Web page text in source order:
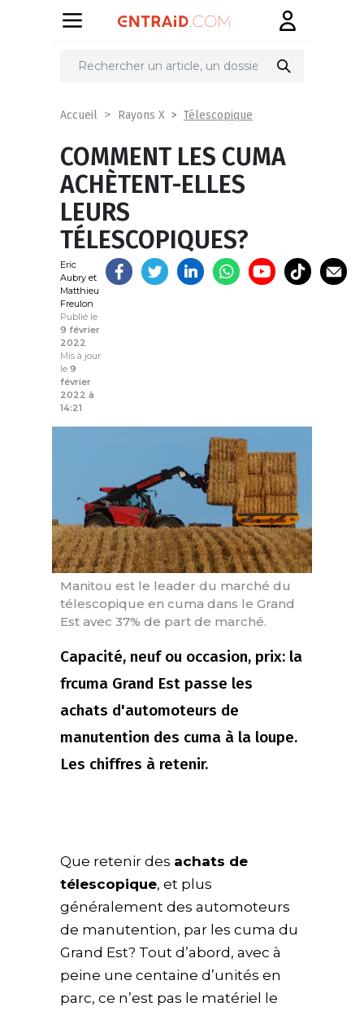
Partager
Accueil Rayons X Télescopique
COMMENT LES CUMA
ACHÈTENT-ELLES
LEURS
TÉLESCOPIQUES?
Eric
Aubry et
Matthieu
Freulon
Publié le
9 février
2022
Mis à jour
le 9
février
2022 à
14:21
Manitou est le leader du marché du
télescopique en cuma dans le Grand
Est avec 37% de part de marché.
Capacité, neuf ou occasion, prix: la
frcuma Grand Est passe les
achats d'automoteurs de
manutention des cuma à la loupe.
Les chiffres à retenir.
Que retenir des achats de
télescopique, et plus
généralement des automoteurs
de manutention, par les cuma du
Grand Est? Tout d’abord, avec à
peine une centaine d’unités en
parc, ce n’est pas le matériel le